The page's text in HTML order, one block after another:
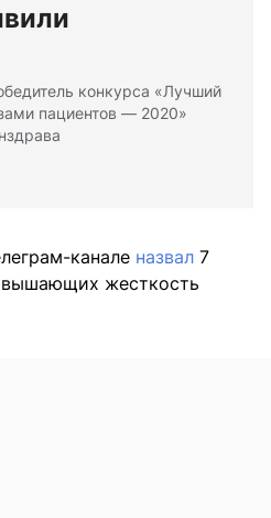
конкурса «Лучший
пациентов — 2020»
канале назвал 7
жесткость